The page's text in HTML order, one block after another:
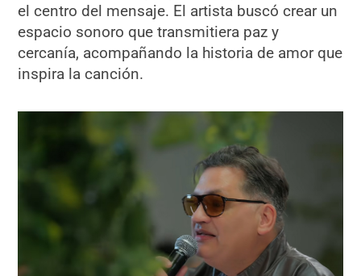
el centro del mensaje. El artista buscó crear un
espacio sonoro que transmitiera paz y
cercanía, acompañando la historia de amor que
inspira la canción.